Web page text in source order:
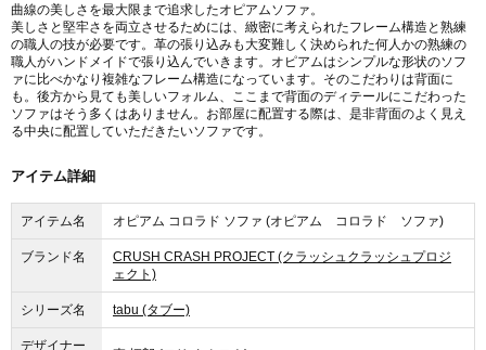
曲線の美しさを最大限まで追求したオピアムソファ。
美しさと堅牢さを両立させるためには、緻密に考えられたフレーム構造と熟練
の職人の技が必要です。革の張り込みも大変難しく決められた何人かの熟練の
職人がハンドメイドで張り込んでいきます。オピアムはシンプルな形状のソフ
ァに比べかなり複雑なフレーム構造になっています。そのこだわりは背面に
も。後方から見ても美しいフォルム、ここまで背面のディテールにこだわった
ソファはそう多くはありません。お部屋に配置する際は、是非背面のよく見え
る中央に配置していただきたいソファです。
アイテム詳細
アイテム名 オピアム コロラド ソファ (オピアム コロラド ソファ)
ブランド名
CRUSH CRASH PROJECT (クラッシュクラッシュプロジ
ェクト)
シリーズ名 tabu (タブー)
デザイナー